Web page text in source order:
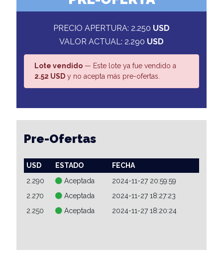
PRECIO APERTURA: 2.250 USD
VALOR ACTUAL: 2.290 USD
Lote vendido — Este lote ya fue vendido a
2.52 USD y no acepta más pre-ofertas.
Pre-Ofertas
USD ESTADO
FECHA
2.290
Aceptada
2024-11-27 20:59:59
2.270
Aceptada
2024-11-27 18:27:23
2.250
Aceptada 2024-11-27 18:20:24